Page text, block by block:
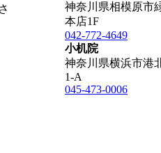
神奈川県相模原市
本店1F
042-772-4649
小机院
神奈川県横浜市港
1-A
045-473-0006